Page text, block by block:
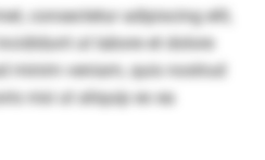
consectetur adipiscing elit,
ut labore et dolore
minim veniam, quis nostrud
nisi ut aliquip ex ea